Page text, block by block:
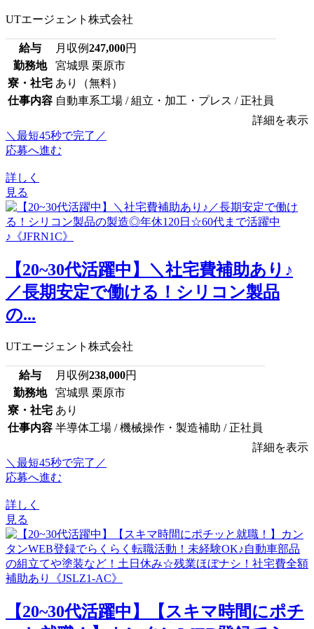
UTエージェント株式会社
給与 月収例247,000円
勤務地
宮城県 栗原市
寮・社宅 あり（無料）
仕事内容 自動車系工場 / 組立・加工・プレス / 正社員
詳細を表示
＼最短45秒で完了／
応募へ進む
詳しく
見る
【20~30代活躍中】＼社宅費補助あり♪
／長期安定で働ける！シリコン製品
の...
UTエージェント株式会社
給与 月収例238,000円
勤務地
宮城県 栗原市
寮・社宅 あり
仕事内容 半導体工場 / 機械操作・製造補助 / 正社員
詳細を表示
＼最短45秒で完了／
応募へ進む
詳しく
見る
【20~30代活躍中】【スキマ時間にポチ